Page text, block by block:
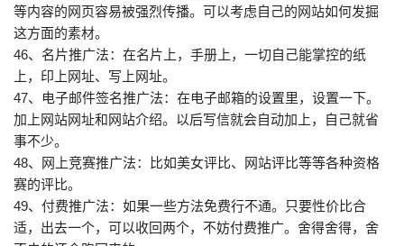
等内容的网页容易被强烈传播。可以考虑自己的网站如何发掘
这方面的素材。
46、名片推广法：在名片上，手册上，一切自己能掌控的纸
上，印上网址、写上网址。
47、电子邮件签名推广法：在电子邮箱的设置里，设置一下。
加上网站网址和网站介绍。以后写信就会自动加上，自己就省
事不少。
48、网上竞赛推广法：比如美女评比、网站评比等等各种资格
赛的评比。
49、付费推广法：如果一些方法免费行不通。只要性价比合
适，出去一个，可以收回两个，不妨付费推广。舍得舍得，舍